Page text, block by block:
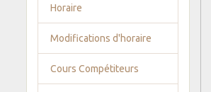
Horaire
Modifications d'horaire
Cours Compétiteurs